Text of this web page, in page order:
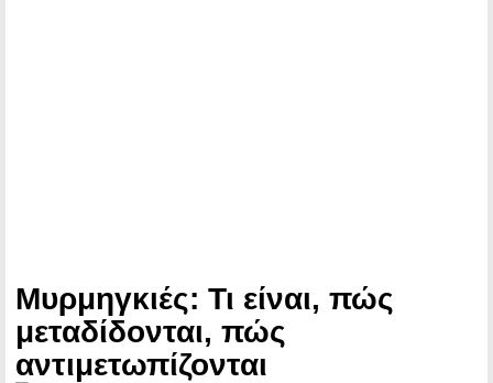
Μυρμηγκιές: Τι είναι, πώς
μεταδίδονται, πώς
αντιμετωπίζονται